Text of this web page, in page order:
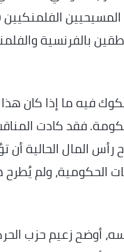
فيه ما إذا كان هذا
فقد كادت
رأس المال الحالية أن
الحكومية، ولم يُطرح
أوضح زعيم حزب